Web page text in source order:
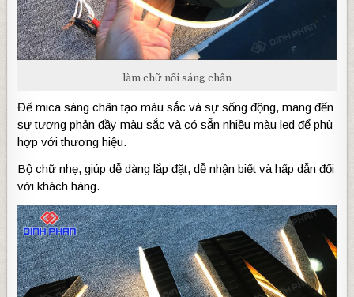
làm chữ nổi sáng chân
Đế mica sáng chân tạo màu sắc và sự sống động, mang đến
sự tương phản đầy màu sắc và có sẵn nhiều màu led để phù
hợp với thương hiệu.
Bộ chữ nhẹ, giúp dễ dàng lắp đặt, dễ nhận biết và hấp dẫn đối
với khách hàng.